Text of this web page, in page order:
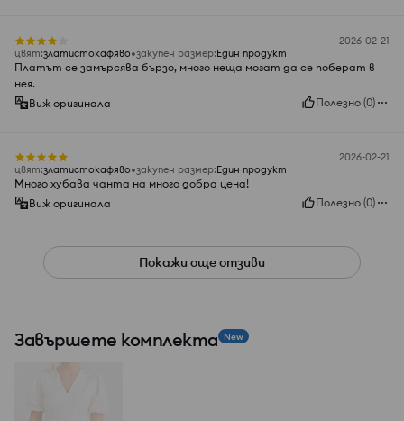
2026-02-21
цвят:златистокафяво закупен размер:Един продукт
Платът се замърсява бързо, много неща могат да се поберат в
нея.
Виж оригинала
Полезно (0)
2026-02-21
цвят:златистокафяво закупен размер:Един продукт
Много хубава чанта на много добра цена!
Виж оригинала
Полезно (0)
Покажи още отзиви
Завършете комплекта New